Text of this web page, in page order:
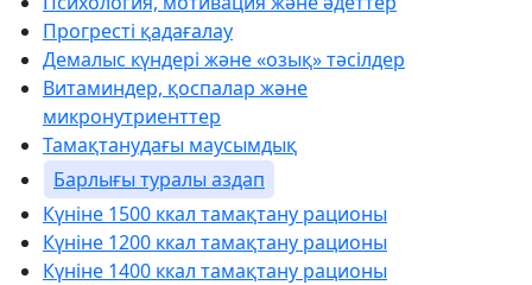
Прогресті қадағалау
Демалыс күндері және «озық» тәсілдер
Витаминдер, қоспалар және
микронутриенттер
Тамақтанудағы маусымдық
Барлығы туралы аздап
Күніне 1500 ккал тамақтану рационы
Күніне 1200 ккал тамақтану рационы
Күніне 1400 ккал тамақтану рационы